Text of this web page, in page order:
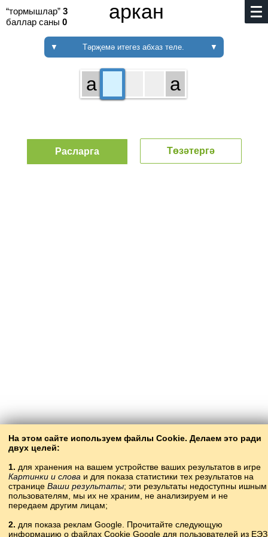
“тормышлар” 3
баллар саны 0 аркан
▼ Тәрҗемә итегез абхаз теле. ▼
На этом сайте используем файлы Cookie. Делаем это ради
двух целей:
1. для хранения на вашем устройстве ваших результатов в игре
Картинки и слова и для показа статистики тех результатов на
странице Ваши результаты; эти результаты недоступны ишным
пользователям, мы их не храним, не анализируем и не
передаем другим лицам;
2. для показа реклам Google. Прочитайте следующую
информацию о файлах Cookie Google для пользователей из ЕЭЗ